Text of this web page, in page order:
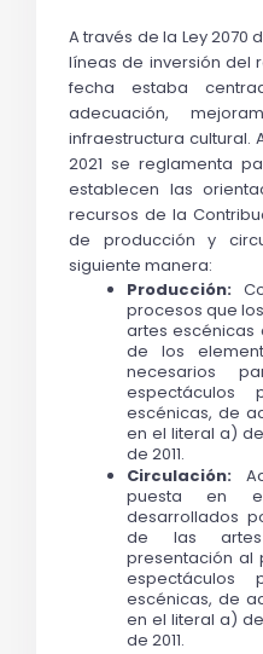
A través de la Ley 2070
líneas de inversión del
fecha estaba
adecuación,
infraestructura cultural.
2021 se reglamenta
establecen las
recursos de la
de producción y
siguiente manera:
Producción:
procesos que
artes escénicas
de los
necesarios
escénicas, de
en el literal a)
de 2011.
Circulación:
puesta en
desarrollados
de las
presentación al
escénicas, de
en el literal a)
de 2011.